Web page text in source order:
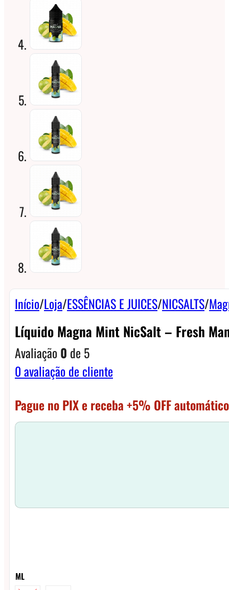
Início/Loja/ESSÊNCIAS E JUICES/NICSALTS/
Líquido Magna Mint NicSalt – Fresh
Avaliação0 de 5
0avaliação de cliente
Pague no PIX e receba +5% OFF
ML